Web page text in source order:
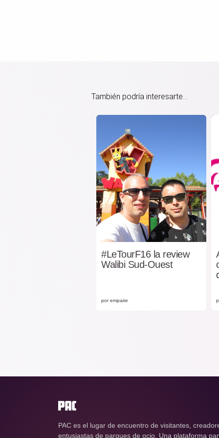
También podría interesarte...
​#LeTourF16 la review
Walibi Sud-Ouest
por empaire
PAC es el lugar de encuentro de visitantes,
entusiastas de parques de ocio. Una plataforma